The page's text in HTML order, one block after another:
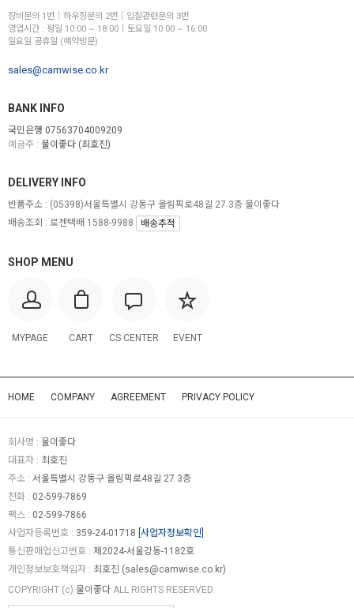
장비문의 1번│하우징문의 2번│입찰관련문의 3번
영업시간 : 평일 10:00 ~ 18:00│토요일 10:00 ~ 16:00
일요일 공휴일 (예약방문)
sales@camwise.co.kr
BANK INFO
국민은행 07563704009209
예금주 : 물이좋다 (최호진)
SHOP MENU
MYPAGE CART CS CENTER EVENT
DELIVERY INFO
반품주소 : (05398)서울특별시 강동구 올림픽로48길 27 3층 물이좋다
배송조회 : 로젠택배 1588-9988
배송추적
HOME COMPANY AGREEMENT PRIVACY POLICY
회사명 : 물이좋다
대표자 : 최호진
주소 : 서울특별시 강동구 올림픽로48길 27 3층
전화 : 02-599-7869
팩스 : 02-599-7866
사업자등록번호 : 359-24-01718 [사업자정보확인]
통신판매업신고번호 : 제2024-서울강동-1182호
개인정보보호책임자 : 최호진 (sales@camwise.co.kr)
COPYRIGHT (c) 물이좋다 ALL RIGHTS RESERVED.